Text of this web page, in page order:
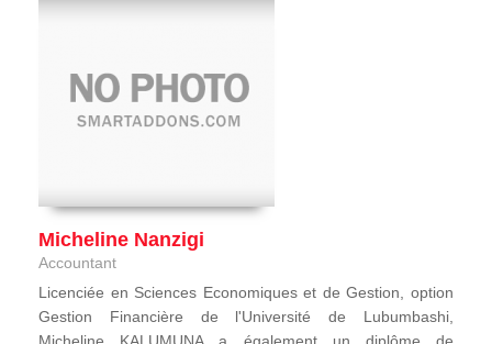
Micheline Nanzigi
Accountant
Licenciée en Sciences Economiques et de Gestion, option
Gestion Financière de l'Université de Lubumbashi,
Micheline KALUMUNA a également un diplôme de